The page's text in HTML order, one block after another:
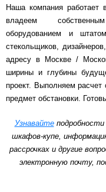
Наша компания
владеем
оборудованием и
стекольщиков,
адресу в Москве /
ширины и глубины
проект. Выполняем
предмет обстановки.
Узнавайтеподробности
шкафов-купе,
рассрочках и другие
электронную почту,